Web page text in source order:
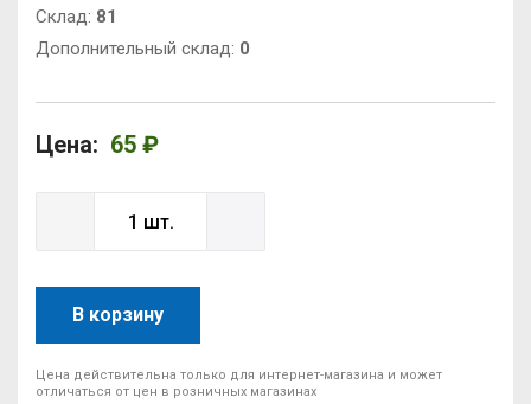
Cклад: 81
Дополнительный склад: 0
Цена: 65 ₽
В корзину
Цена действительна только для интернет-магазина и может
отличаться от цен в розничных магазинах